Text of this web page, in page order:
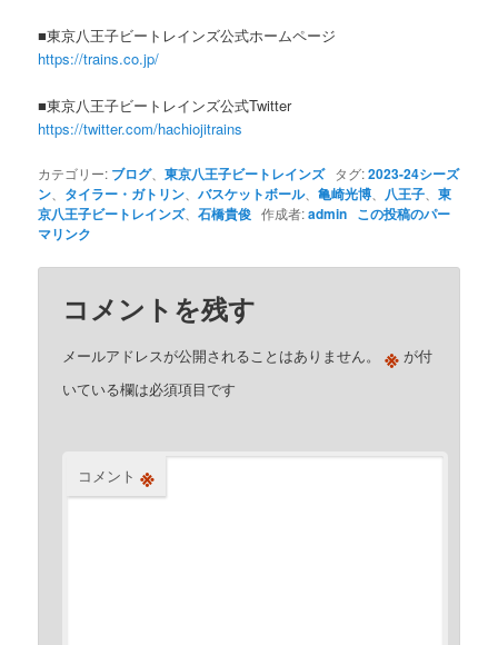
■東京八王子ビートレインズ公式ホームページ
https://trains.co.jp/
■東京八王子ビートレインズ公式Twitter
https://twitter.com/hachiojitrains
カテゴリー: ブログ、東京八王子ビートレインズタグ:2023-24シーズ
ン
タイラー・ガトリン 、バスケットボール、亀崎光博 八王子 、東
京八王子ビートレインズ、石橋貴俊 作成者:admin この投稿のパー
マリンク
コメントを残す
メールアドレスが公開されることはありません。 ※ が付
いている欄は必須項目です
コメント ※